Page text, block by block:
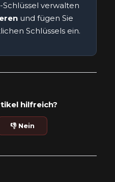
verwalten
und fügen Sie
Schlüssels ein.
hilfreich?
👎 Nein